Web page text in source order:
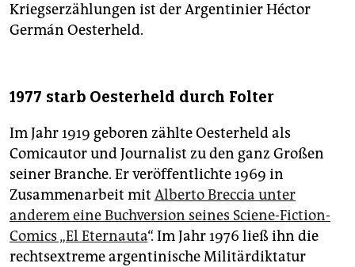
Kriegserzählungen ist der Argentinier Héctor
Germán Oesterheld.
1977 starb Oesterheld durch Folter
Im Jahr 1919 geboren zählte Oesterheld als
Comicautor und Journalist zu den ganz Großen
seiner Branche. Er veröffentlichte 1969 in
Zusammenarbeit mit Alberto Breccia unter
anderem eine Buchversion seines Sciene-Fiction-
Comics „El Eternauta“. Im Jahr 1976 ließ ihn die
rechtsextreme argentinische Militärdiktatur